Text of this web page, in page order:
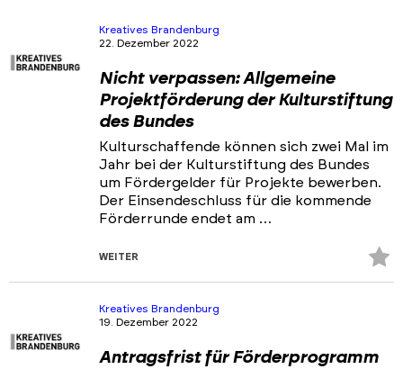
Kreatives Brandenburg
22. Dezember 2022
Nicht verpassen: Allgemeine
Projektförderung der Kulturstiftung
des Bundes
Kulturschaffende können sich zwei Mal im
Jahr bei der Kulturstiftung des Bundes
um Fördergelder für Projekte bewerben.
Der Einsendeschluss für die kommende
Förderrunde endet am …
WEITER
Kreatives Brandenburg
19. Dezember 2022
Antragsfrist für Förderprogramm